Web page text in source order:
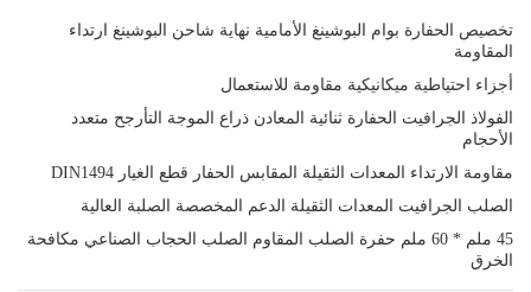
تخصيص الحفارة بوام البوشينغ الأمامية نهاية شاحن البوشينغ ارتداء
المقاومة
أجزاء احتياطية ميكانيكية مقاومة للاستعمال
الفولاذ الجرافيت الحفارة ثنائية المعادن ذراع الموجة التأرجح متعدد
الأحجام
مقاومة الارتداء المعدات الثقيلة المقابس الحفار قطع الغيار DIN1494
الصلب الجرافيت المعدات الثقيلة الدعم المخصصة الصلبة العالية
45 ملم * 60 ملم حفرة الصلب المقاوم الصلب الحجاب الصناعي مكافحة
الخرق